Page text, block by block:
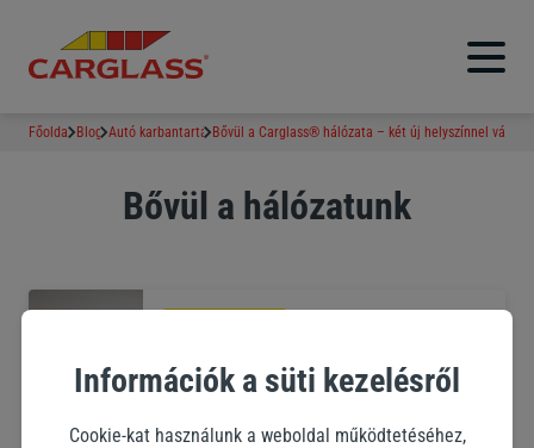
Főoldal Blog Autó karbantartás Bővül a Carglass® hálózata – két új helyszínnel várunk!
Bővül a hálózatunk
Bővül a Carglass® hálózata – két új
helyszínnel várunk!
Információk a süti kezelésről
Cookie-kat használunk a weboldal működtetéséhez,